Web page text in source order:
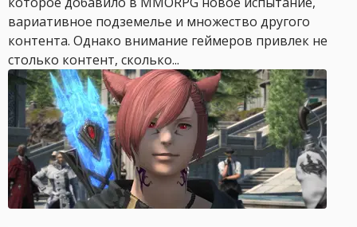
вариативное подземелье и множество другого
контента. Однако внимание геймеров привлек не
столько контент, сколько...